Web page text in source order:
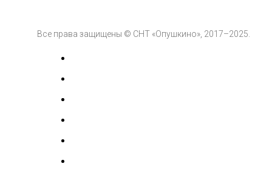
Все права защищены © СНТ «Опушкино», 2017–2025.